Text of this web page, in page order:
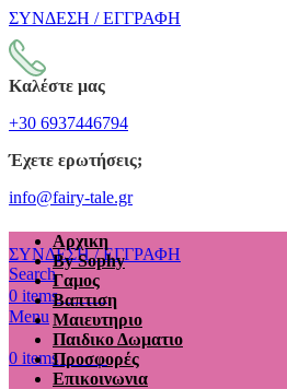
ΣΥΝΔΕΣΗ / ΕΓΓΡΑΦΗ
Καλέστε μας
+30 6937446794
Έχετε ερωτήσεις;
info@fairy-tale.gr
ΣΥΝΔΕΣΗ / ΕΓΓΡΑΦΗ
Search
0 items €0.00
Menu
0 items €0.00
Αρχικη
By Sophy
Γαμος
Βαπτιση
Μαιευτηριο
Παιδικο Δωματιο
Προσφορές
Επικοινωνια